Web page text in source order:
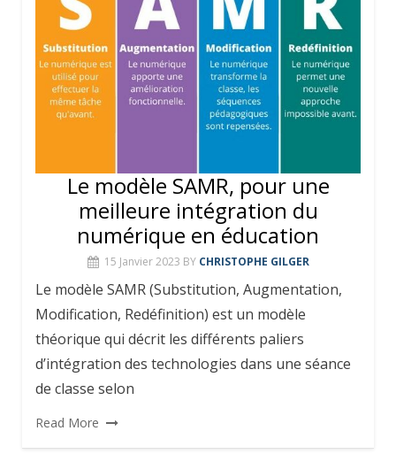
Le modèle SAMR, pour une
meilleure intégration du
numérique en éducation
15 Janvier 2023 BY CHRISTOPHE GILGER
Le modèle SAMR (Substitution, Augmentation,
Modification, Redéfinition) est un modèle
théorique qui décrit les différents paliers
d’intégration des technologies dans une séance
de classe selon
Read More